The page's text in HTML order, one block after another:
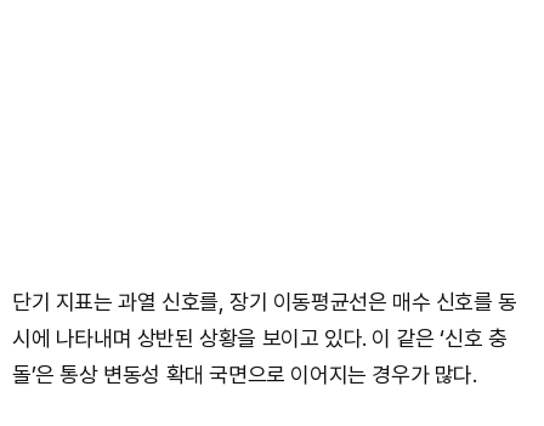
단기 지표는 과열 신호를, 장기 이동평균선은 매수 신호를 동
시에 나타내며 상반된 상황을 보이고 있다. 이 같은 ‘신호 충
돌’은 통상 변동성 확대 국면으로 이어지는 경우가 많다.